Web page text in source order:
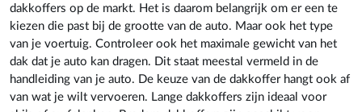
dakkoffers op de markt. Het is daarom belangrijk om er een te
kiezen die past bij de grootte van de auto. Maar ook het type
van je voertuig. Controleer ook het maximale gewicht van het
dak dat je auto kan dragen. Dit staat meestal vermeld in de
handleiding van je auto. De keuze van de dakkoffer hangt ook af
van wat je wilt vervoeren. Lange dakkoffers zijn ideaal voor